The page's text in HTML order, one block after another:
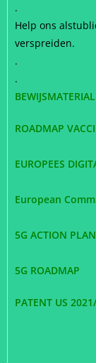
.
Help ons
verspreiden.
.
.
ROADMAP
EUROPEES
European
5G ACTION PLAN
5G ROADMAP
PATENT US